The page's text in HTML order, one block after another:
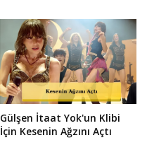
Gülşen İtaat Yok'un Klibi
İçin Kesenin Ağzını Açtı